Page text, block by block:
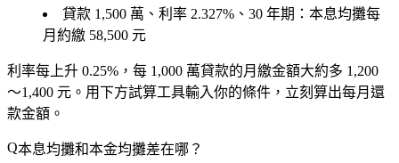
貸款 1,500 萬 、利率 2.327%、 30 年期：本息均攤每
月約繳 58,500 元
利率每上升 0.25%，每 1,000 萬貸款的月繳金額大約多 1,200
～1,400 元。用下方試算工具輸入你的條件，立刻算出每月還
款金額。
本息均攤和本金均攤差在哪？